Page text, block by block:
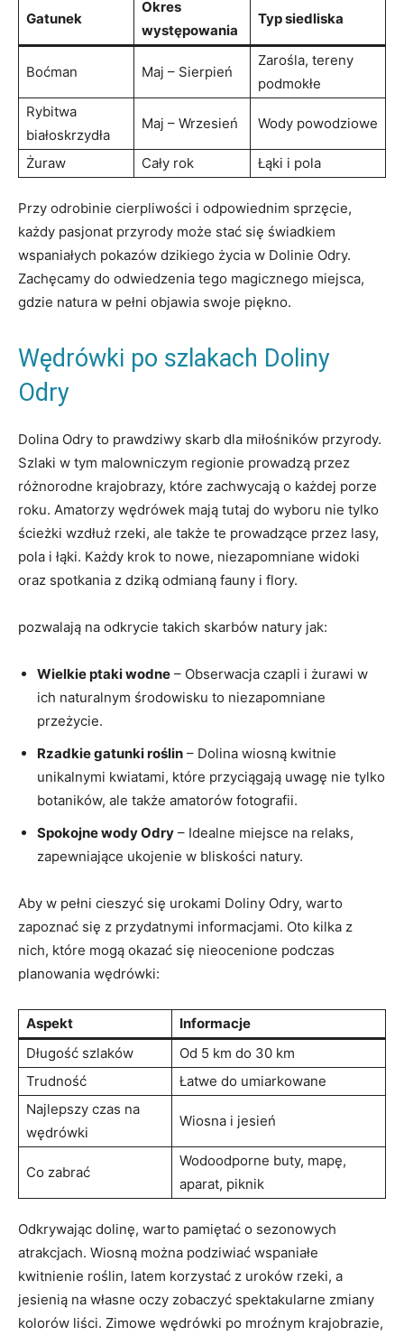
Gatunek
Okres
występowania
Typ siedliska
Boćman Maj – Sierpień
Zarośla, tereny
podmokłe
Rybitwa
białoskrzydła
Maj – Wrzesień Wody powodziowe
Żuraw Cały‌ rok Łąki i pola
Przy odrobinie‍ cierpliwości ⁣i odpowiednim ‌sprzęcie,
każdy pasjonat przyrody może stać się świadkiem⁤
wspaniałych pokazów dzikiego życia w Dolinie Odry.
Zachęcamy do odwiedzenia tego ‌magicznego miejsca,
gdzie natura ⁣w pełni objawia swoje piękno.
Wędrówki‍ po szlakach Doliny​
Odry
Dolina Odry ‌to prawdziwy skarb dla miłośników przyrody.
Szlaki w tym malowniczym regionie prowadzą przez
różnorodne ‍krajobrazy, które zachwycają o każdej porze
roku. Amatorzy⁣ wędrówek mają tutaj do wyboru nie tylko
ścieżki wzdłuż rzeki, ale ‍także⁢ te prowadzące⁤ przez lasy,
pola i łąki.​ Każdy​ krok ⁤to nowe, niezapomniane widoki
oraz spotkania z dziką odmianą‍ fauny i flory.
⁢pozwalają na odkrycie takich‌ skarbów natury​ jak:
Wielkie⁣ ptaki wodne – Obserwacja ⁢czapli i żurawi w
ich naturalnym środowisku to niezapomniane
przeżycie.
Rzadkie gatunki​ roślin – Dolina‍ wiosną ‍kwitnie
⁣unikalnymi⁢ kwiatami, które przyciągają⁤ uwagę ⁣nie tylko‍
botaników, ale także amatorów ⁣fotografii.
Spokojne wody Odry – Idealne‍ miejsce⁣ na ⁤relaks,
zapewniające​ ukojenie w bliskości‌ natury.
Aby w pełni⁤ cieszyć się ‌urokami Doliny Odry, warto
zapoznać się z przydatnymi informacjami. Oto kilka z‌
nich, które mogą okazać⁣ się nieocenione podczas‌
planowania wędrówki:
Aspekt
Informacje
Długość⁤ szlaków
Od 5‌ km do⁣ 30 km
Trudność
Łatwe do umiarkowane
Najlepszy czas ‌na
wędrówki
Wiosna i jesień
Co zabrać
Wodoodporne buty, mapę,
aparat, piknik
Odkrywając dolinę, warto pamiętać o ⁤sezonowych
atrakcjach. Wiosną można podziwiać wspaniałe
kwitnienie ⁤roślin, latem korzystać z‍ uroków rzeki,​ a
jesienią na własne oczy zobaczyć spektakularne zmiany
kolorów liści. Zimowe wędrówki po mroźnym krajobrazie,